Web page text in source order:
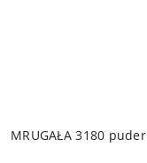
MRUGAŁA 3180